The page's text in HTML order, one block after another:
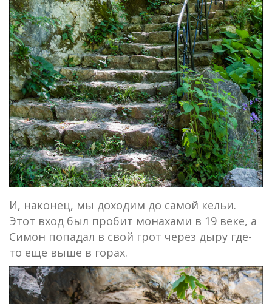
И, наконец, мы доходим до самой кельи.
Этот вход был пробит монахами в 19 веке, а
Симон попадал в свой грот через дыру где-
то еще выше в горах.